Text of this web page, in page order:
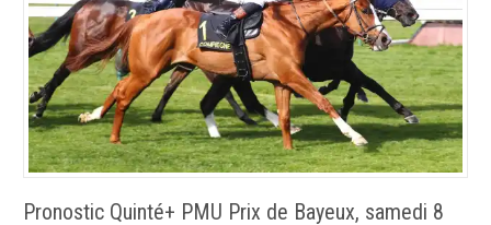
Pronostic Quinté+ PMU Prix de Bayeux, samedi 8